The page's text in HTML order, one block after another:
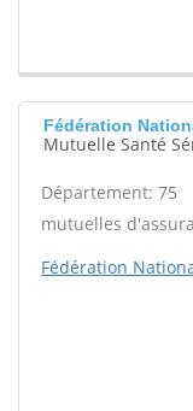
Fédération
Mutuelle Santé
Département: 75
mutuelles
Fédération